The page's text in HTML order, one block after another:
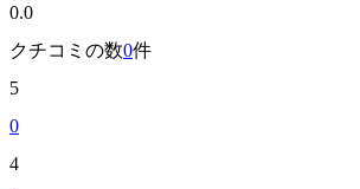
0.0
クチコミの数0件
5
0
4